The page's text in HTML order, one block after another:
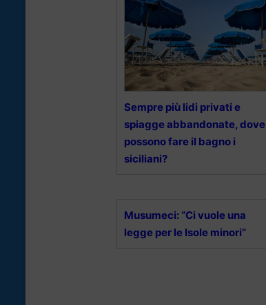
Sempre più lidi privati e
spiagge abbandonate, dove
possono fare il bagno i
siciliani?
Musumeci: “Ci vuole una
legge per le Isole minori”